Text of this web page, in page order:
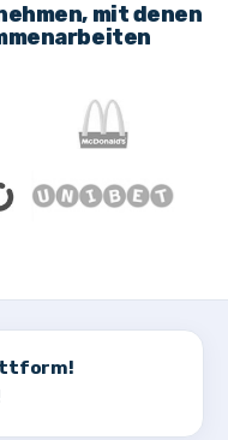
mit denen